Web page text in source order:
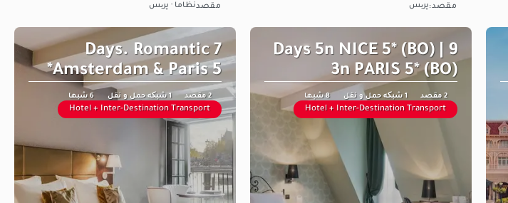
مقصد:پریس مقصدنظاما · پریس
9 Days 5n NICE 5* (BO) |
3n PARIS 5* (BO)
2 مقصد 1 شبکه حمل و نقل 8 شبها
Hotel + Inter-Destination Transport
7 Days. Romantic
Amsterdam & Paris 5*
2 مقصد 1 شبکه حمل و نقل 6 شبها
Hotel + Inter-Destination Transport